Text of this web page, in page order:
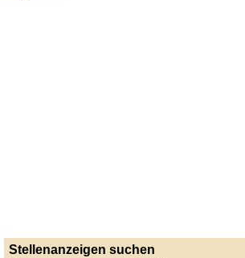
Stellenanzeigen suchen